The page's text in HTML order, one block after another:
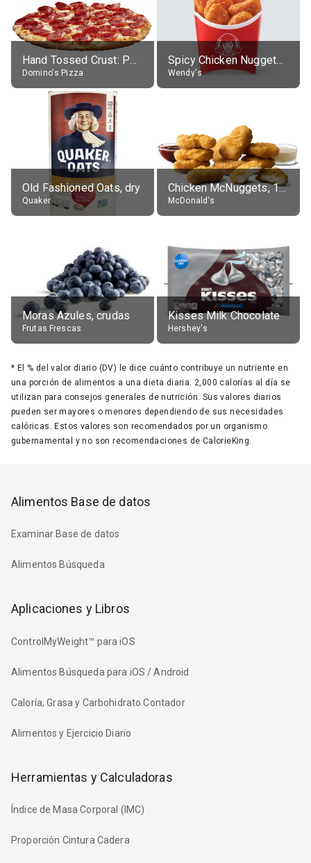
Hand Tossed Crust: Pepperoni Pizza (Large 14")
Domino's Pizza
Spicy Chicken Nuggets, without sauce
Wendy's
Old Fashioned Oats, dry
Quaker
Chicken McNuggets, 10 pieces, without sauce
McDonald's
Moras Azules, crudas
Frutas Frescas
Kisses Milk Chocolate
Hershey's
* El % del valor diario (DV) le dice cuánto contribuye un nutriente en
una porción de alimentos a una dieta diaria. 2,000 calorías al día se
utilizan para consejos generales de nutrición. Sus valores diarios
pueden ser mayores o menores dependiendo de sus necesidades
calóricas. Estos valores son recomendados por un organismo
gubernamental y no son recomendaciones de CalorieKing.
Alimentos Base de datos
Examinar Base de datos
Alimentos Búsqueda
Aplicaciones y Libros
ControlMyWeight™ para iOS
Alimentos Búsqueda para iOS / Android
Caloría, Grasa y Carbohidrato Contador
Alimentos y Ejercicio Diario
Herramientas y Calculadoras
Índice de Masa Corporal (IMC)
Proporción Cintura Cadera